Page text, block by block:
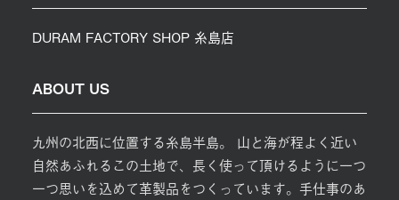
DURAM FACTORY SHOP 糸島店
ABOUT US
九州の北西に位置する糸島半島。 山と海が程よく近い
自然あふれるこの土地で、長く使って頂けるように一つ
一つ思いを込めて革製品をつくっています。手仕事のあ